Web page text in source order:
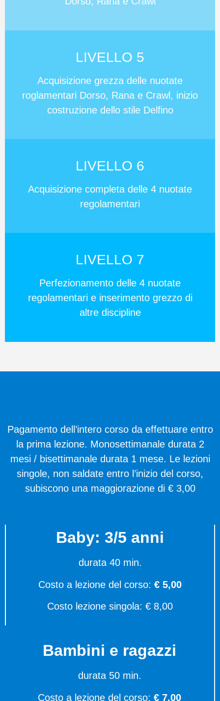
LIVELLO 5
Acquisizione grezza delle nuotate
roglamentari Dorso, Rana e Crawl, inizio
costruzione dello stile Delfino
LIVELLO 6
Acquisizione completa delle 4 nuotate
regolamentari
LIVELLO 7
Perfezionamento delle 4 nuotate
regolamentari e inserimento grezzo di
altre discipline
Pagamento dell’intero corso da effettuare entro
la prima lezione. Monosettimanale durata 2
mesi / bisettimanale durata 1 mese. Le lezioni
singole, non saldate entro l’inizio del corso,
subiscono una maggiorazione di € 3,00
Baby: 3/5 anni
durata 40 min.
Costo a lezione del corso: € 5,00
Costo lezione singola: € 8,00
Bambini e ragazzi
durata 50 min.
Costo a lezione del corso: € 7,00